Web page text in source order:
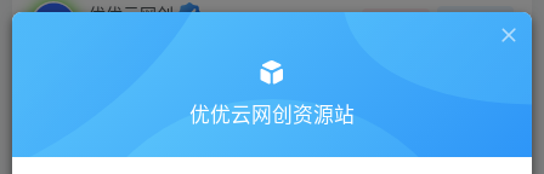
优优云网创 私信
优优云网创资源站